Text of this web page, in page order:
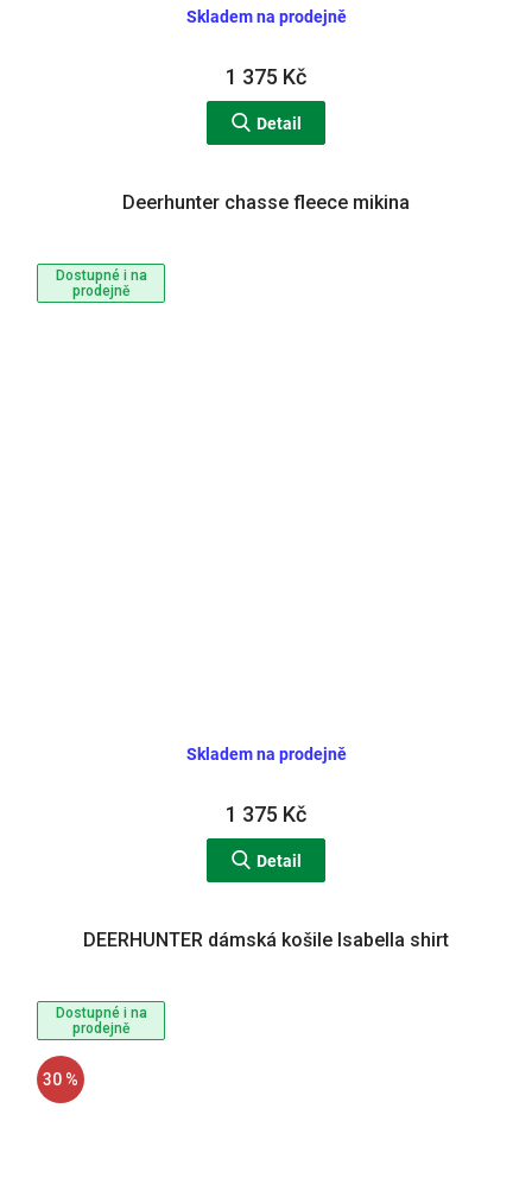
Skladem na prodejně
1 375 Kč
Detail
Dostupné i na
prodejně
Deerhunter chasse fleece mikina
Skladem na prodejně
1 375 Kč
Detail
Dostupné i na
prodejně
30 %
DEERHUNTER dámská košile Isabella shirt